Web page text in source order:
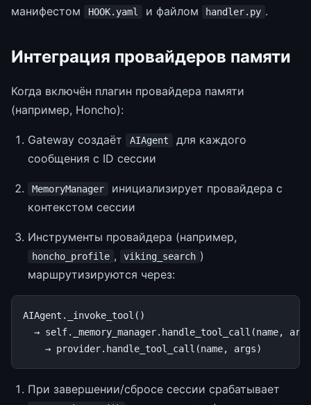
манифестом
HOOK.yaml и файлом handler.py .
Интеграция провайдеров памяти
Когда включён плагин провайдера памяти
(например, Honcho):
Gateway создаёт AIAgent
для каждого
сообщения с ID сессии
MemoryManager
инициализирует провайдера с
контекстом сессии
Инструменты провайдера (например,
honcho_profile , viking_search )
маршрутизируются через:
AIAgent._invoke_tool()
→ self._memory_manager.handle_tool_call(name,
При завершении/сбросе сессии срабатывает